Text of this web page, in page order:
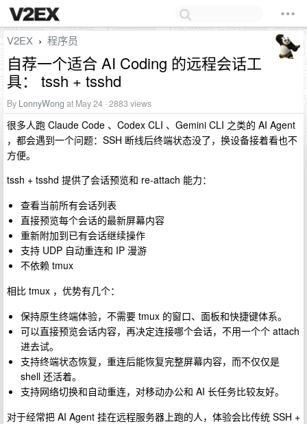
V2EX › 程序员
自荐一个适合 AI Coding 的远程会话工
具： tssh + tsshd
By LonnyWong at May 24 · 2883 views
很多人跑 Claude Code 、Codex CLI 、Gemini CLI 之类的 AI Agent
，都会遇到一个问题：SSH 断线后终端状态没了，换设备接着看也不
方便。
tssh + tsshd 提供了会话预览和 re-attach 能力：
查看当前所有会话列表
直接预览每个会话的最新屏幕内容
重新附加到已有会话继续操作
支持 UDP 自动重连和 IP 漫游
不依赖 tmux
相比 tmux ，优势有几个：
保持原生终端体验，不需要 tmux 的窗口、面板和快捷键体系。
可以直接预览会话内容，再决定连接哪个会话，不用一个个 attach
进去试。
支持终端状态恢复，重连后能恢复完整屏幕内容，而不仅仅是
shell 还活着。
支持网络切换和自动重连，对移动办公和 AI 长任务比较友好。
对于经常把 AI Agent 挂在远程服务器上跑的人，体验会比传统 SSH +